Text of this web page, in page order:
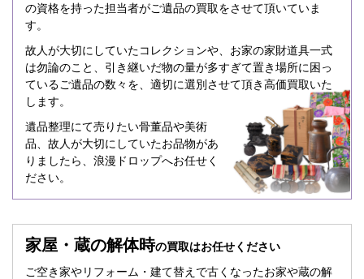
の資格を持った担当者がご遺品の買取をさせて頂いていま
す。
故人が大切にしていたコレクションや、お家の家財道具一式
は勿論のこと、引き継いだ物の量が多すぎて置き場所に困っ
ているご遺品の数々を、適切に選別させて頂き高価買取いた
します。
遺品整理にて売りたい骨董品や美術
品、故人が大切にしていたお品物があ
りましたら、浪漫ドロップへお任せく
ださい。
家屋・蔵の解体時の買取はお任せください
ご空き家やリフォーム・建て替えで古くなったお家や蔵の解